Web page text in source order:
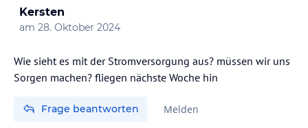
Kersten
am 28. Oktober 2024
Wie sieht es mit der Stromversorgung aus? müssen wir uns
Sorgen machen? fliegen nächste Woche hin
Frage beantworten Melden